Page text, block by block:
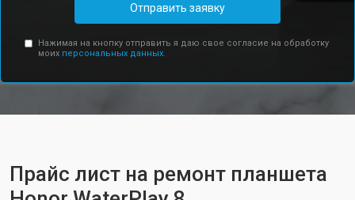
Отправить заявку
Нажимая на кнопку отправить я даю свое согласие на обработку
моих персональных данных.
Прайс лист на ремонт планшета